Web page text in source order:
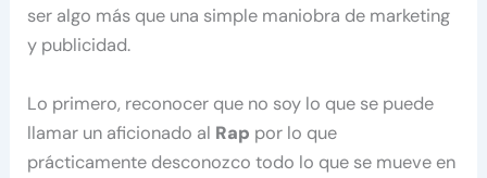
ser algo más que una simple maniobra de marketing
y publicidad.
Lo primero, reconocer que no soy lo que se puede
llamar un aficionado al Rap por lo que
prácticamente desconozco todo lo que se mueve en